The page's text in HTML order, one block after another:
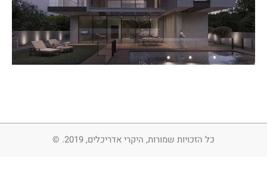
כל הזכויות שמורות, היקרי אדריכלים, 2019. ©